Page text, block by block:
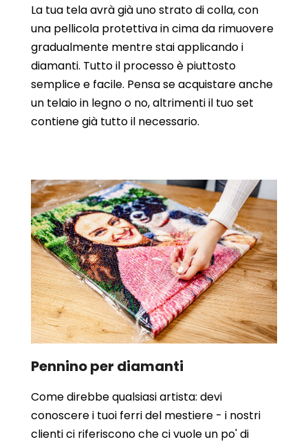
La tua tela avrà già uno strato di colla, con
una pellicola protettiva in cima da rimuovere
gradualmente mentre stai applicando i
diamanti. Tutto il processo è piuttosto
semplice e facile. Pensa se acquistare anche
un telaio in legno o no, altrimenti il tuo set
contiene già tutto il necessario.
Pennino per diamanti
Come direbbe qualsiasi artista: devi
conoscere i tuoi ferri del mestiere - i nostri
clienti ci riferiscono che ci vuole un po' di